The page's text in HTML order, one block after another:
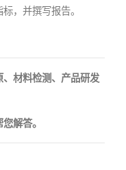
，并撰写报告。
材料检测、产品研发
解答。